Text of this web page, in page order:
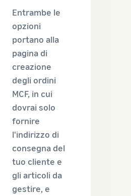
Entrambe le
opzioni
portano alla
pagina di
creazione
degli ordini
MCF, in cui
dovrai solo
fornire
l'indirizzo di
consegna del
tuo cliente e
gli articoli da
gestire, e